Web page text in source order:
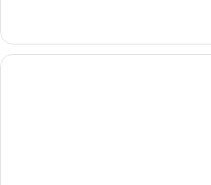
le
type
de